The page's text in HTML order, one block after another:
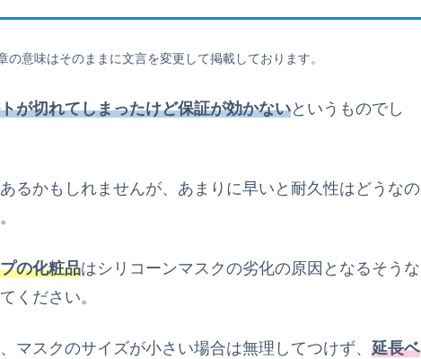
意味はそのままに文言を変更して掲載しております。
が切れてしまったけど保証が効かないというものでし
るかもしれませんが、あまりに早いと耐久性はどうなの
の化粧品はシリコーンマスクの劣化の原因となるそうな
ください。
、 マスクのサイズが小さい場合は無理してつけず、 延長ベ